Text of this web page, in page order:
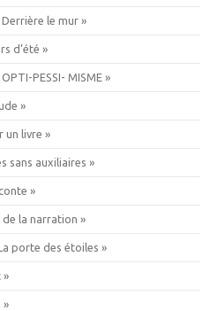
le mur »
d’été »
PESSI- MISME »
»
un livre »
sans auxiliaires »
»
de la narration »
porte des étoiles »
»
»